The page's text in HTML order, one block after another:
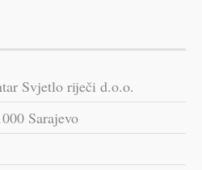
Svjetlo riječi d.o.o.
Sarajevo